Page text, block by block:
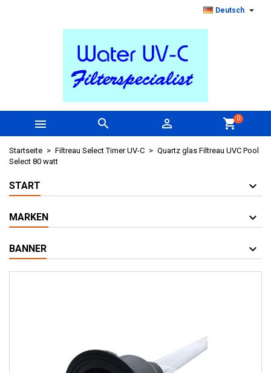
Deutsch 
   shopping_cart0
Startseite Filtreau Select Timer UV-C
Quartz glas Filtreau UVC Pool
Select 80 watt
START
MARKEN
BANNER